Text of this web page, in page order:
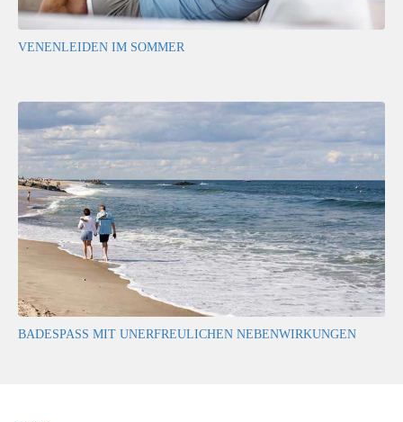
VENENLEIDEN IM SOMMER
BADESPASS MIT UNERFREULICHEN NEBENWIRKUNGEN